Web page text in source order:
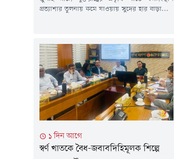
প্রত্যাশার তুলনায় কমে যাওয়ায় সুদের হার বাড়ানোর
ধাতুটি সাত মাসের মধ্যে সবচেয়ে ভালো সাপ্তাহিক দর
বৃদ্ধির পথে রয়েছে।বার্তা সংস্থা রয়টার্সের এক
প্রতিবেদনে...
১ দিন আগে
স্বর্ণ খাতকে বৈধ-জবাবদিহিমূলক শিল্পে